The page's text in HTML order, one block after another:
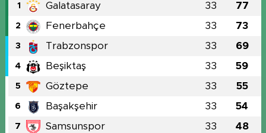
1 Galatasaray 33 77
2 Fenerbahçe 33 73
3 Trabzonspor 33 69
4 Beşiktaş 33 59
5 Göztepe 33 55
6 Başakşehir 33 54
7 Samsunspor 33 48